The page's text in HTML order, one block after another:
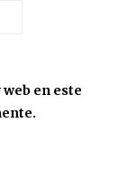
en este